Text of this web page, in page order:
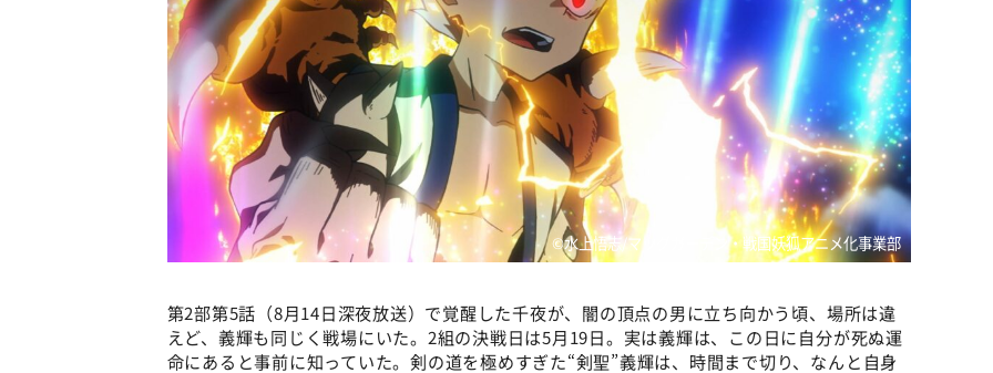
©︎水上悟志/マッグガーデン・戦国妖狐アニメ化事業部
第2部第5話（8月14日深夜放送）で覚醒した千夜が、闇の頂点の男に立ち向かう頃、場所は違
えど、義輝も同じく戦場にいた。2組の決戦日は5月19日。実は義輝は、この日に自分が死ぬ運
命にあると事前に知っていた。剣の道を極めすぎた“剣聖”義輝は、時間まで切り、なんと自身